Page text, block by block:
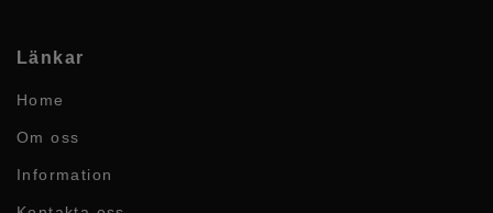
Länkar
Home
Om oss
Information